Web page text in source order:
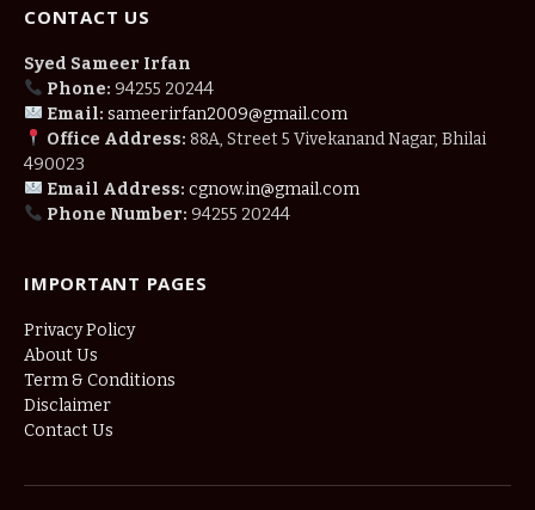
CONTACT US
Syed Sameer Irfan
Phone: 94255 20244
Email: sameerirfan2009@gmail.com
Office Address: 88A, Street 5 Vivekanand Nagar, Bhilai
490023
Email Address: cgnow.in@gmail.com
Phone Number: 94255 20244
IMPORTANT PAGES
Privacy Policy
About Us
Term & Conditions
Disclaimer
Contact Us